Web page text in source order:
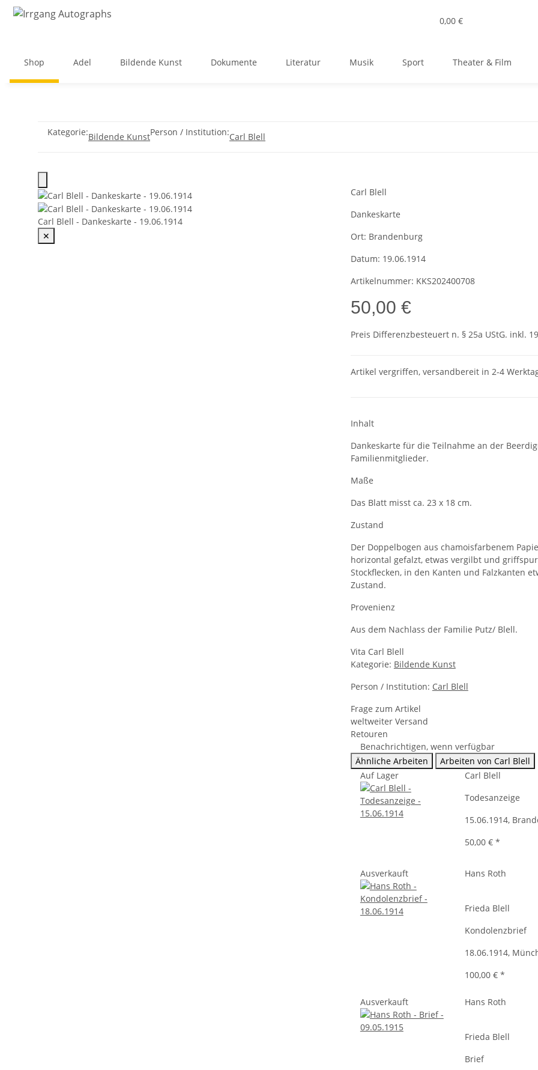
0,00 €
Shop Adel Bildende Kunst Dokumente Literatur Musik Sport Theater & Film
Kategorie:Bildende KunstPerson / Institution:Carl Blell
Carl Blell - Dankeskarte - 19.06.1914
✕
Carl Blell
Dankeskarte
Ort: Brandenburg
Datum: 19.06.1914
Artikelnummer: KKS202400708
50,00 €
Preis Differenzbesteuert n. § 25a UStG. inkl.
Artikel vergriffen, versandbereit in 2-4
Inhalt
Dankeskarte für die Teilnahme an der
Familienmitglieder.
Maße
Das Blatt misst ca. 23 x 18 cm.
Zustand
Der Doppelbogen aus chamoisfarbenem
horizontal gefalzt, etwas vergilbt und
Stockflecken, in den Kanten und Falzkanten
Zustand.
Provenienz
Aus dem Nachlass der Familie Putz/ Blell.
Vita Carl Blell
Kategorie: Bildende Kunst
Person / Institution: Carl Blell
Frage zum Artikel
weltweiter Versand
Retouren
Benachrichtigen, wenn verfügbar
Ähnliche Arbeiten
Arbeiten von Carl Blell
Auf Lager
Carl Blell
Todesanzeige
15.06.1914,
50,00 €*
Ausverkauft Hans Roth
Frieda Blell
Kondolenzbrief
18.06.1914,
100,00 €*
Ausverkauft Hans Roth
Frieda Blell
Brief